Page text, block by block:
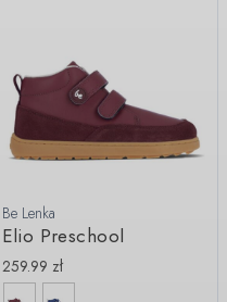
Be Lenka
Elio Preschool
259.99 zł